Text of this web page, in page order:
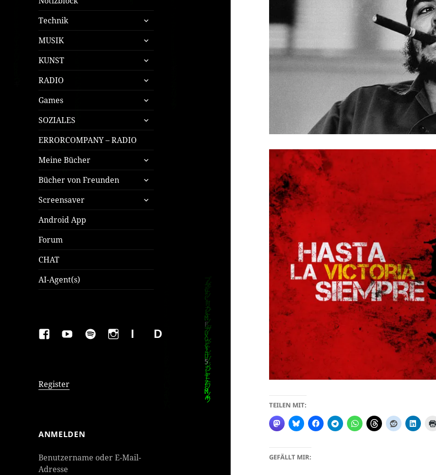
Technik
untermenü
öffnen
MUSIK
untermenü
öffnen
KUNST
untermenü
öffnen
RADIO
untermenü
öffnen
Games
untermenü
öffnen
SOZIALES
untermenü
öffnen
ERRORCOMPANY – RADIO
Meine Bücher
untermenü
öffnen
Bücher von Freunden
untermenü
öffnen
Screensaver
untermenü
öffnen
Android App
Forum
CHAT
AI-Agent(s)
FAKEBOOK
YOUTUBESPOTIFYINSTAGRAM
IMPRESSUMDatenschutzerklärung
Register
ANMELDEN
Benutzername oder E-Mail-
Adresse
TEILEN MIT:
GEFÄLLT MIR: